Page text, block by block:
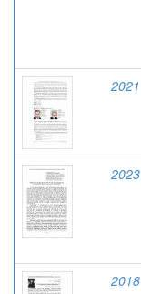
2021
2023
2018